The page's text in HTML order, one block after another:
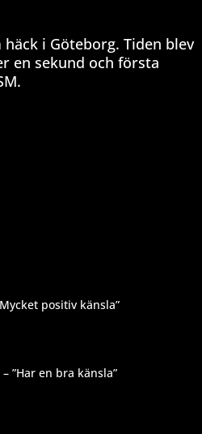
häck i Göteborg. Tiden blev
en sekund och första
positiv känsla”
”Har en bra känsla”